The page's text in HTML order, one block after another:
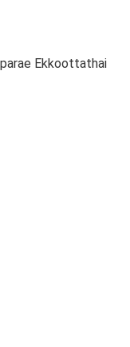
Ekkoottathai